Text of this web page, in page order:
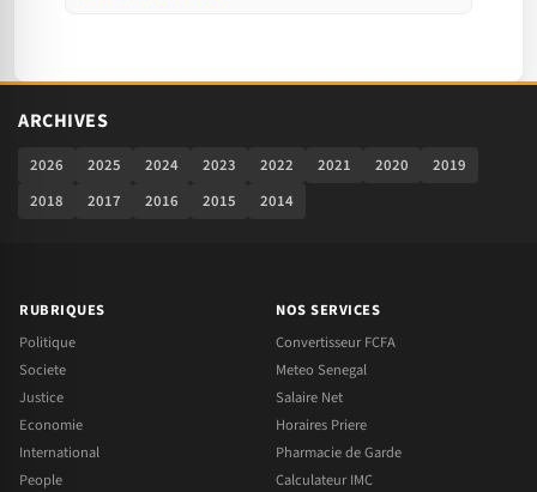
ARCHIVES
2026 2025 2024 2023 2022 2021 2020
2019
2018
2017 2016 2015 2014
RUBRIQUES
Politique
Societe
Justice
Economie
International
People
NOS SERVICES
Convertisseur FCFA
Meteo Senegal
Salaire Net
Horaires Priere
Pharmacie de Garde
Calculateur IMC